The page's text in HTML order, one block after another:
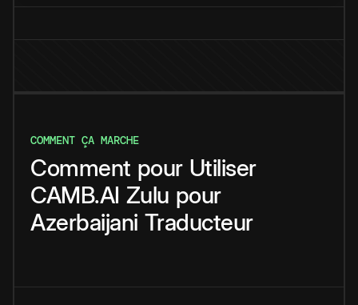
COMMENT ÇA MARCHE
Comment pour Utiliser
CAMB.AI Zulu pour
Azerbaijani Traducteur